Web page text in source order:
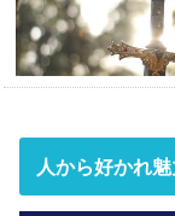
人から好かれ